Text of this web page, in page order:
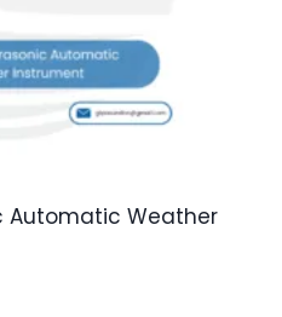
Automatic Weather